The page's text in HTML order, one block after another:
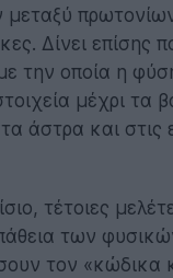
μεταξύ
Δίνει επίσης
την οποία η
μέχρι τα
άστρα και στις
τέτοιες
των
τον «κώδικα